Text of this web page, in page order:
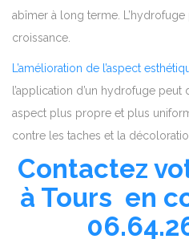
abîmer à long terme.
croissance.
L’amélioration de l’aspect
l’application d’un hydrofuge
aspect plus propre et plus
contre les taches et la
Contactez
à Tours en